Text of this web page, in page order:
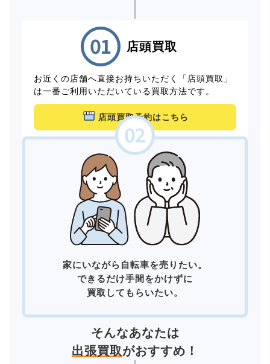
店頭買取
お近くの店舗へ直接お持ちいただく「店頭買取」
は一番ご利用いただいている買取方法です。
店頭買取予約はこちら
家にいながら自転車を売りたい。
できるだけ手間をかけずに
買取してもらいたい。
そんなあなたは
出張買取がおすすめ！